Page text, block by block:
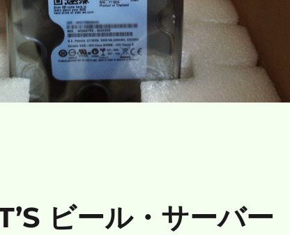
ビール・サーバー